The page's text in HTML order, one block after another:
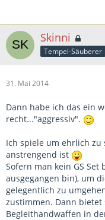
Skinni
Tempel-Säuberer
31. Mai 2014
Dann habe ich das ein
recht..."aggressiv".
Ich spiele um ehrlich zu
anstrengend ist
Sofern man kein GS
ausgegangen bin), um
gelegentlich zu
zustimmen. Dann
Begleithandwaffen in